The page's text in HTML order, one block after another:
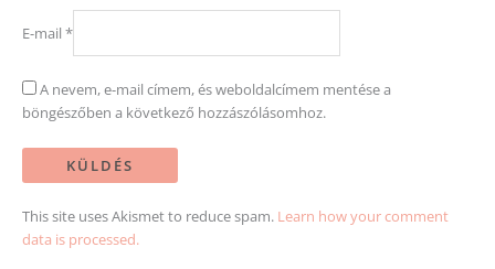
E-mail *
A nevem, e-mail címem, és weboldalcímem mentése a
böngészőben a következő hozzászólásomhoz.
This site uses Akismet to reduce spam. Learn how your comment
data is processed.